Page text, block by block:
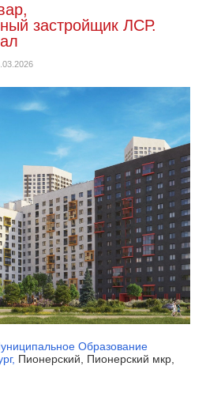
застройщик ЛСР.
Образование
, Пионерский, Пионерский мкр,